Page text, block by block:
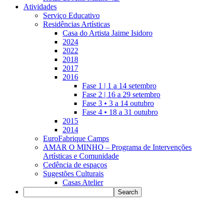
Atividades
Serviço Educativo
Residências Artísticas
Casa do Artista Jaime Isidoro
2024
2022
2018
2017
2016
Fase 1 | 1 a 14 setembro
Fase 2 | 16 a 29 setembro
Fase 3 • 3 a 14 outubro
Fase 4 • 18 a 31 outubro
2015
2014
EuroFabrique Camps
AMAR O MINHO – Programa de Intervenções
Artísticas e Comunidade
Cedência de espaços
Sugestões Culturais
Casas Atelier